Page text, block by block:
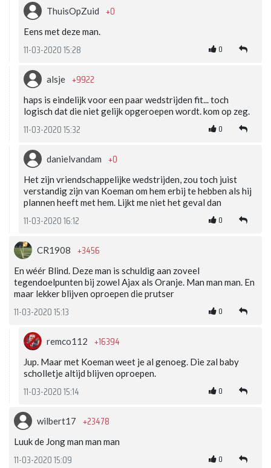
ThuisOpZuid +0
Eens met deze man.
11-03-2020 15:28 0
alsje +9922
haps is eindelijk voor een paar wedstrijden fit... toch
logisch dat die niet gelijk opgeroepen wordt. kom op zeg.
11-03-2020 15:32 0
danielvandam +0
Het zijn vriendschappelijke wedstrijden, zou toch juist
verstandig zijn van Koeman om hem erbij te hebben als hij
plannen heeft met hem. Lijkt me niet het geval dan
11-03-2020 16:12 0
CR1908 +3456
En wéér Blind. Deze man is schuldig aan zoveel
tegendoelpunten bij zowel Ajax als Oranje. Man man man. En
maar lekker blijven oproepen die prutser
11-03-2020 15:13 0
remco112 +16394
Jup. Maar met Koeman weet je al genoeg. Die zal baby
scholletje altijd blijven oproepen.
11-03-2020 15:14 0
wilbert17 +23478
Luuk de Jong man man man
11-03-2020 15:09 0